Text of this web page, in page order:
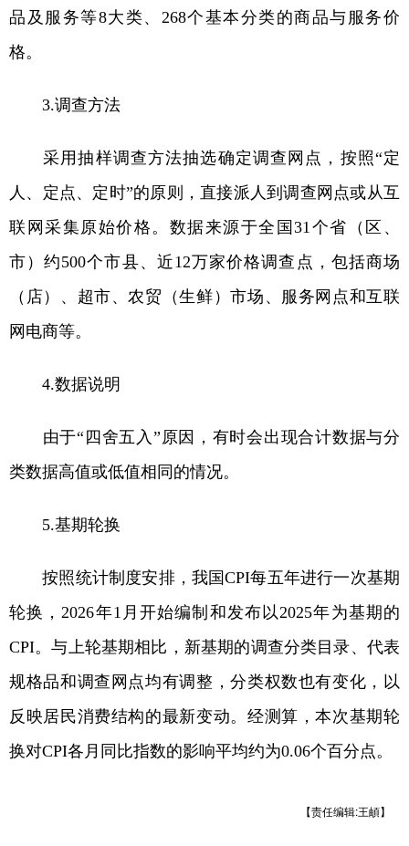
品及服务等8大类、268个基本分类的商品与服务价
格。
3.调查方法
采用抽样调查方法抽选确定调查网点，按照“定
人、定点、定时”的原则，直接派人到调查网点或从互
联网采集原始价格。数据来源于全国31个省（区、
市）约500个市县、近12万家价格调查点，包括商场
（店）、超市、农贸（生鲜）市场、服务网点和互联
网电商等。
4.数据说明
由于“四舍五入”原因，有时会出现合计数据与分
类数据高值或低值相同的情况。
5.基期轮换
按照统计制度安排，我国CPI每五年进行一次基期
轮换，2026年1月开始编制和发布以2025年为基期的
CPI。与上轮基期相比，新基期的调查分类目录、代表
规格品和调查网点均有调整，分类权数也有变化，以
反映居民消费结构的最新变动。经测算，本次基期轮
换对CPI各月同比指数的影响平均约为0.06个百分点。
【责任编辑:王頔】